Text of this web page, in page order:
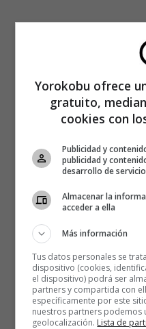
Yorokobu ofrece
gratuito,
cookies con
Publicidad y
publicidad y
desarrollo de
Almacenar la
acceder a ella
Más información
Tus datos personales se
dispositivo (cookies,
el dispositivo) podrá ser
partners y compartida con
específicamente por este
nuestros partners podemos
geolocalización. Lista de